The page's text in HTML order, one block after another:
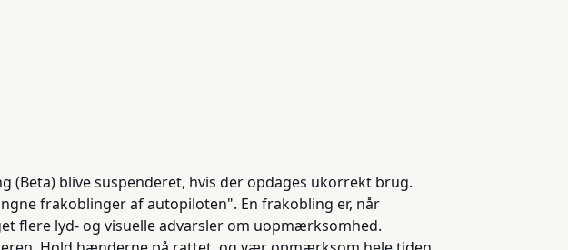
(Beta) blive suspenderet, hvis der opdages ukorrekt brug.
frakoblinger af autopiloten". En frakobling er, når
flere lyd- og visuelle advarsler om uopmærksomhed.